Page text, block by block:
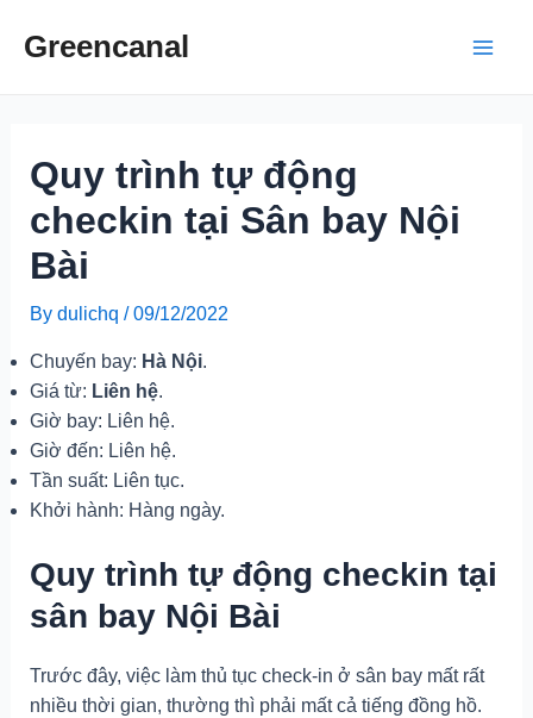
Greencanal
Quy trình tự động
checkin tại Sân bay Nội
Bài
By dulichq /09/12/2022
Chuyến bay: Hà Nội.
Giá từ: Liên hệ.
Giờ bay: Liên hệ.
Giờ đến: Liên hệ.
Tần suất: Liên tục.
Khởi hành: Hàng ngày.
Quy trình tự động checkin tại
sân bay Nội Bài
Trước đây, việc làm thủ tục check-in ở sân bay mất rất
nhiều thời gian, thường thì phải mất cả tiếng đồng hồ.